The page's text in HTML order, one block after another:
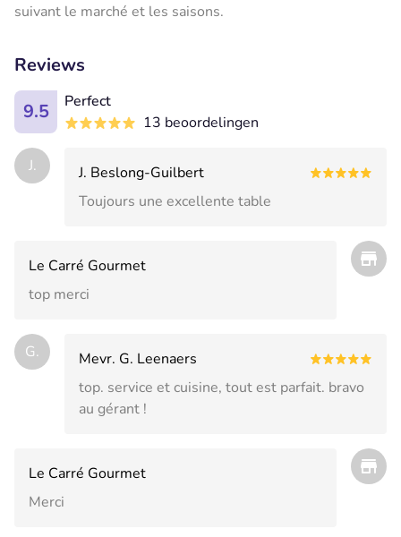
suivant le marché et les saisons.
Reviews
9.5
Perfect
13 beoordelingen
J.
J. Beslong-Guilbert
Toujours une excellente table
Le Carré Gourmet
top merci
G.
Mevr. G. Leenaers
top. service et cuisine, tout est parfait. bravo
au gérant !
Le Carré Gourmet
Merci